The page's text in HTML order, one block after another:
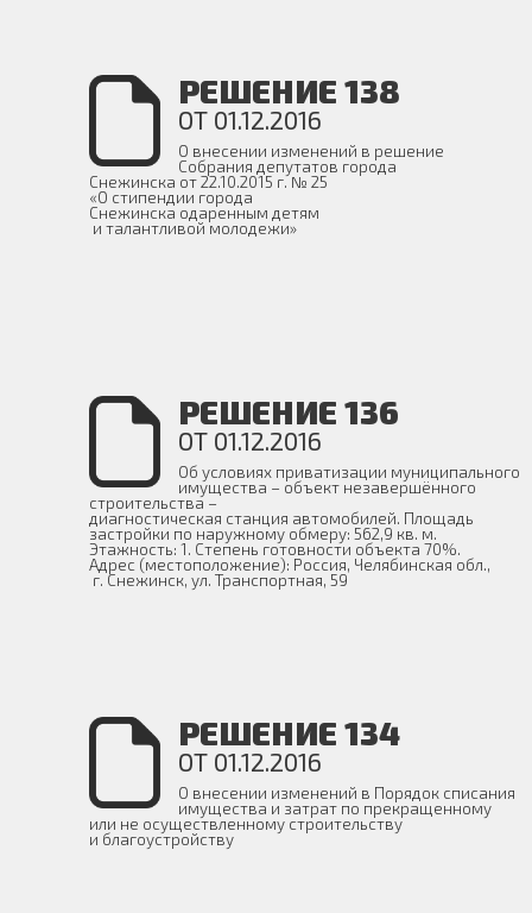
РЕШЕНИЕ 138
ОТ 01.12.2016
О внесении изменений в решение
Собрания депутатов города
Снежинска от 22.10.2015 г. № 25
«О стипендии города
Снежинска одаренным детям
и талантливой молодежи»
РЕШЕНИЕ 136
ОТ 01.12.2016
Об условиях приватизации муниципального
имущества – объект незавершённого
строительства –
диагностическая станция автомобилей. Площадь
застройки по наружному обмеру: 562,9 кв. м.
Этажность: 1. Степень готовности объекта 70%.
Адрес (местоположение): Россия, Челябинская обл.,
г. Снежинск, ул. Транспортная, 59
РЕШЕНИЕ 134
ОТ 01.12.2016
О внесении изменений в Порядок списания
имущества и затрат по прекращенному
или не осуществленному строительству
и благоустройству